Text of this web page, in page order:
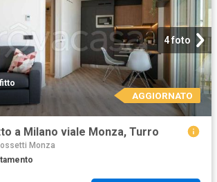
4 foto
AGGIORNATO
a Milano viale Monza, Turro
Monza